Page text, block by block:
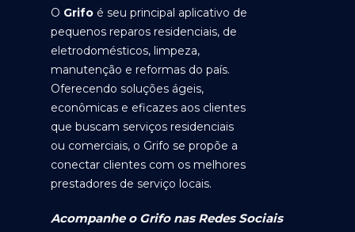
O Grifo é seu principal aplicativo de
pequenos reparos residenciais, de
eletrodomésticos, limpeza,
manutenção e reformas do país.
Oferecendo soluções ágeis,
econômicas e eficazes aos clientes
que buscam serviços residenciais
ou comerciais, o Grifo se propõe a
conectar clientes com os melhores
prestadores de serviço locais.
Acompanhe o Grifo nas Redes Sociais